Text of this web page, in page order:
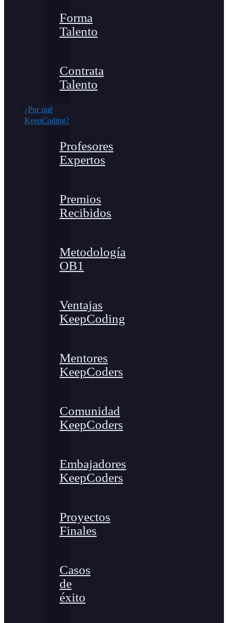
Forma
Talento
Contrata
Talento
¿Por qué
KeepCoding?
Profesores
Expertos
Premios
Recibidos
Metodología
OB1
Ventajas
KeepCoding
Mentores
KeepCoders
Comunidad
KeepCoders
Embajadores
KeepCoders
Proyectos
Finales
Casos
de
éxito